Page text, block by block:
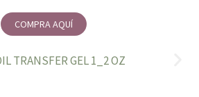
COMPRA AQUÍ